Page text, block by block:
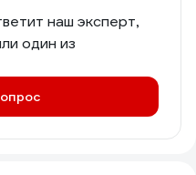
наш эксперт,
один из